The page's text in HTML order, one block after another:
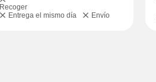
Recoger
Entrega el mismo día
Envío